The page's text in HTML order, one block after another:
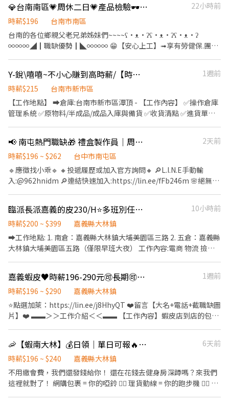
元/時 ⭐長期晚八:20:00~00:00，時薪200元，檔期津貼30元/時 📆周
休制 ⭐長期早班(休六日):09:00-18:00，休息一小時，時薪200/時，
檔期津貼10元/時 ⭐長期晚班(休六日):15:30~00:30，休息一小時，
時薪205/時，檔期津貼35元/時 ⭐長期大夜班(休六
日):00:00~09:00，休息一小時，時薪210/時，檔期津貼65元/時 ⭐長
期晚八(休日一):20:00~00:00，時薪200元，檔期津貼20元/時 ⭐檔期
津貼需上滿該班別時數方可領取 ∞∞∞◢┃詢問預約┃◣∞∞∞ ✅
服務專員➠文文小姐 ✅手機➠0932-733-893
✅L.I.N.E.➠@826jcnfy(要加@唷) ✅【快速加入】
➠https://lin.ee/RDrxb6W
容】印刷機台操作、鏡片印刷、鏡片外觀檢驗、有油墨味道 -
➡️【早班】08:00-16:30(輪休30分) ➡️【薪資】30500元.配合加班平
均約36K~38K - ➡️【中班】16:00-00:30(輪休30分) ➡️【薪資】
34000元.配合加班平均約40K~42K ✅中班需在早班受訓兩周 -
08:30(輪休30分) ➡️【薪資】37800元.配合加班平均約45K~47K -
⭐️【眼鏡組裝課】(新和廠)組裝作業員(坐立式作業) 【工作內容】 眼
休30分) ➡️【薪資】30500元.配合加班平均約36K~38K - ➡️【中
班】16:00-00:30(輪休30分) ➡️【薪資】34000元.配合加班平均約
40K~42K ✅中班需在早班受訓兩周 - ✅【休假方式】周休二日.見紅
休 ✅【用餐方式】代訂中餐或晚餐70元/餐 ✅【薪轉帳戶】每月12
勞退 - ❤️請先按 【 我 要 應 徵 】 投遞履歷➡快速接洽面試 -
╔~~♥~~♥~~⭐️【 應徵方式 】⭐️~~♥~~♥~~╗ ↓↓找嘉嘉 工作攏
低嘉↓↓ ☎️連絡電話:0933670253 ☎️加瀨詢問:@927wcdri 陳嘉嘉
➡️火速找嘉嘉 https://lin.ee/Y30dLdb ╚~~♥~~♥~~⭐️【 快速找工
作 】⭐️~~♥~~♥~~╝
💎台南南區💗周休二日💗產品檢驗🕶️光學大廠🕶️固定早中夜班🙆🏻‍♀️長期穩定
22小時前
時薪$196
台南市南區
台南的各位鄉親父老兄弟姊妹們~~~~ʕ•ᴥ•ʔʕ•ᴥ•ʔʕ•ᴥ•ʔ
∞∞∞◢┃職缺優勢┃◣∞∞∞ 😁【安心上工】➟享有勞健保.團
警示戶可協調 ∞∞∞◢┃職缺介紹┃◣∞∞∞ 📍工作地點: ➡️台南
市南區新平路.號 ➡️台南市南區新和路.號 ➡️台南市南區中華西路一
段.號 💼工作內容: ⭐印刷機台操作、鏡片印刷、鏡片外觀檢驗 ⭐產品
外觀檢驗、鏡片上下架整理、台車推放、產品整理 ⭐簡易機台操
作、鏡片外觀檢驗、電腦操作、物料整理 ⏰上班時間: 🌄早班08:00-
資:34000元(輪休30分) 🌌夜班00:00-08:30▶▶▶薪資:37800元(輪
休30分) ※【需配合產線加班】 ∞∞∞◢┃詢問預約┃◣∞∞∞ ✅
✅L.I.N.E.➠@826jcnfy(要加@唷) ✅【快速加入】
➠https://lin.ee/RDrxb6W
Y-銳\嘻嘻~不小心賺到高時薪/【時薪215元】💪新市倉庫人員✅周休六日
1週前
時薪$215
台南市新市區
【工作地點】 ➡️倉庫:台南市新市區潭頂 - 【工作內容】 ✅操作倉庫
管理系統 ✅原物料/半成品/成品入庫與備貨 ✅收貨清點 ✅進貨單開
215元，平均大約36K~37K ➡️約3~6個月可轉正，轉正薪資
$32,000(另有年終及獎金，依個人績效及公司營運狀況而定） -
【福利】 ✅【休假制度】週休二日、紅日休 ✅【提供預支】可提供
預支 ✅【吃飯】員工餐廳自付20塊 ✅【禮金】三節禮金600元(生日.
中秋.端午) ✅【工作環境】飲水機、置物櫃、吸菸區、機車停車場
速接洽面試 - ╔~~♥~~♥⭐️【 應徵方式 】⭐️~~♥~~♥~~╗ ↓↓找嘉
嘉 工作攏低嘉↓↓ ☎️連絡電話:0933670253 ☎️加賴詢
╚~~♥~~♥~~⭐️【 快速找工作 】⭐️~~♥~~♥~~╝✨
📢 南屯熱門職缺🎁 禮盒製作員｜周休二日🍱 免費團膳｜🚫體檢
2天前
時薪$196 ~ $262
台中市南屯區
🔹應徵找小乖🔹 🔸投遞履歷或加入官方詢問🔸 🔎L.I.N.E手動輸
入:@962hnidm 🔎連結快速加入:https://lin.ee/fFb246m 🌸絕無收
南屯區五權西路三段 【 工作內容 】: ☑禮盒製作 ☑流水線產品組
裝、手作加工、檢驗、包裝出貨等作業 【工作時間 】: 🔺周休二日
🪧08:30-17:30 💰時薪:196元
臨派長派嘉義的皮230/H⭐多班別任選//隔日領/可兼職/無經驗可
10小時前
時薪$200 ~ $399
嘉義縣大林鎮
➡️工作地點: 1. 南倉：嘉義縣大林鎮大埔美園區三路 2. 五倉：嘉義縣
大林鎮大埔美園區五路（僅限早班大夜） 工作內容:電商 物流 撿
225～230 ➡️早班短臨時:09:00~15:30，時薪196~201 ➡️早
班:09:00~18:00，時薪196~215 ➡️晚班:16:00~01:00，時薪
215~240 ➡️晚八:20:00~24:00，時薪200～230 ✅休假方式:<任選>
⭐ 長期排休：月休 8～11 天 ⭐ 長期周休：固定周休六日 ✅領薪方式:
盡快詢問， 如果覺得自己符合 1.現在立刻"截圖"此職缺並加入我的
➡️┇截圖✚ʟɪɴᴇ詢問 ➡️┇木專員 ɪD：@jg333 (共6碼) ➡️┇截圖告知
嘉義蝦皮♥️時薪196-290元🉑長期🉑單日報名臨時🉑日領
1週前
時薪$196 ~ $290
嘉義縣大林鎮
⭐點選加萊：https://lin.ee/j8HhyQT ❤️留言【大名+電話+截職缺圖
片】❤️ ▬▬＞＞工作介紹＜＜▬▬ 【工作內容】蝦皮店到店的包裹
＞8月上班時間/薪資＜＜▬▬ ╔═══【臨時工】═══╗ ⭐早5班
05:00~09:00時薪225元 ⭐早班短09:00~15:30時薪196元 ⭐早班
09:00~18:00時薪196元 ⭐晚班15:30–24:30時薪205元 ⭐晚8班
20:00~00:00時薪200元 ⭐小夜班00:00~04:00時薪215元 ⭐大夜班
🦐【蝦南大林】💰日領｜單日可報🔥🉑免經驗
6天前
時薪$196 ~ $240
嘉義縣大林鎮
不用繳會費，我們還發錢給你！ 還在花錢去健身房深蹲嗎？來我們
這裡就對了！ 網購包裹 = 你的啞鈴 🏋️‍♂️ 理貨動線 = 你的跑步機 🏃‍♂️ 📱